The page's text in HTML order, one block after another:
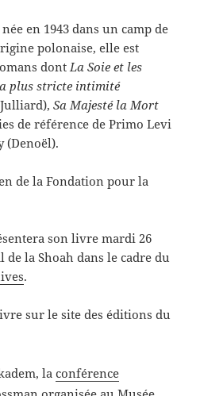
en 1943 dans un camp de
polonaise, elle est
dontLa Soie et les
plus stricte intimité
Sa Majesté la Mort
de référence de Primo Levi
(Denoël).
de la Fondation pour la
son livre mardi 26
la Shoah dans le cadre du
.
sur le site des éditions du
laconférence